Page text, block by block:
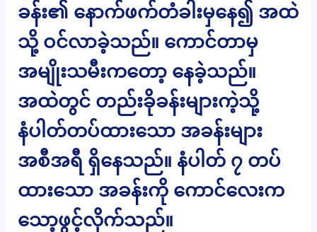
ခန်း၏ နောက်ဖက်တံခါးမှနေ၍ အထဲ
သို့ ဝင်လာခဲ့သည်။ ကောင်တာမှ
အမျိုးသမီးကတော့ နေခဲ့သည်။
အထဲတွင် တည်းခိုခန်းများကဲ့သို့
နံပါတ်တပ်ထားသော အခန်းများ
အစီအရီ ရှိနေသည်။ နံပါတ် ၇ တပ်
ထားသော အခန်းကို ကောင်လေးက
သော့ဖွင့်လိုက်သည်။